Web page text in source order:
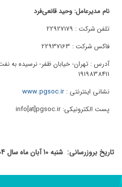
نام مدیرعامل: وحید قانعی‌فرد
تلفن شرکت : 22927179
فاکس شرکت : 22937163
1919838411
نشانی اینترنتی :www.pgsoc.ir
پست الکترونیکی: info[at]pgsoc.ir
تاریخ بروزرسانی: شنبه 10 آبان ماه سال 1404